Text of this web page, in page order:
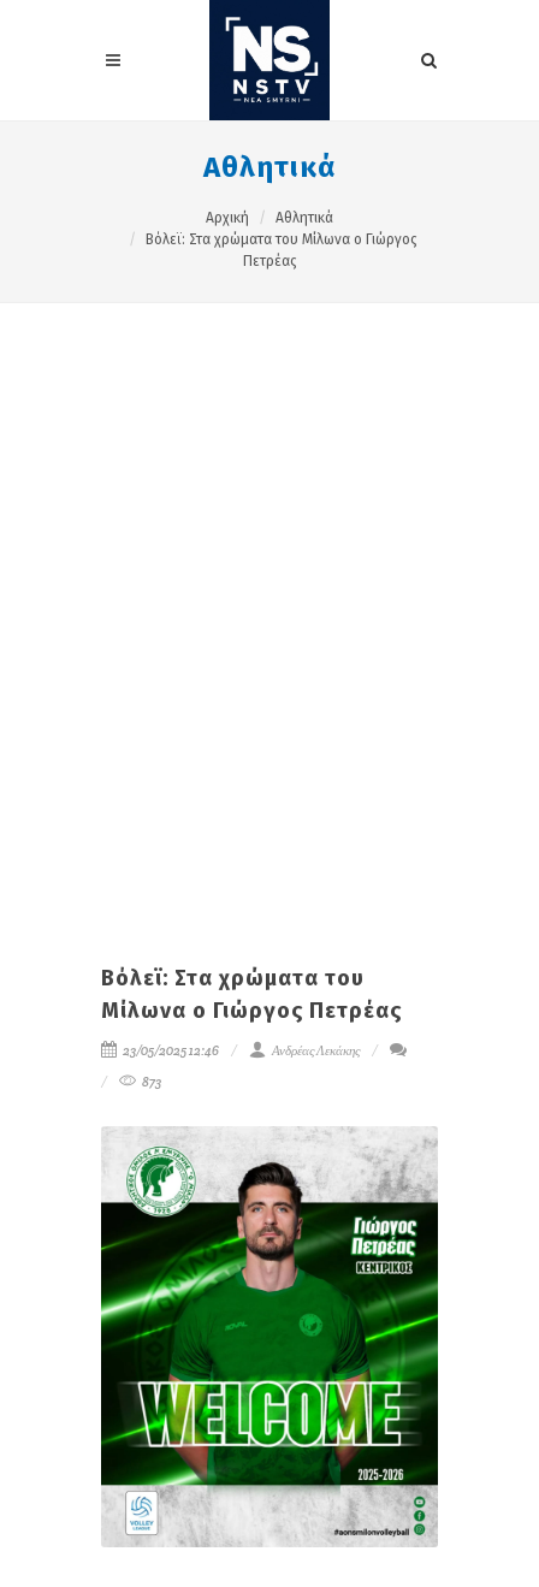
Αθλητικά
Αρχική
Αθλητικά
Βόλεϊ: Στα χρώματα του Μίλωνα ο Γιώργος
Πετρέας
Βόλεϊ: Στα χρώματα του
Μίλωνα ο Γιώργος Πετρέας
23/05/2025 12:46
Ανδρέας Λεκάκης
873